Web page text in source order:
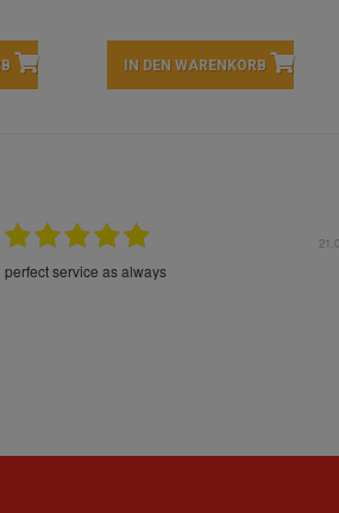
IN DEN WARENKORB
perfect service as always